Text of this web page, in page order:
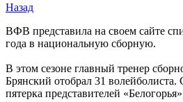
Назад
ВФВ представила на своем сайте
года в национальную сборную.
В этом сезоне главный тренер
Брянский отобрал 31 волейболиста.
пятерка представителей